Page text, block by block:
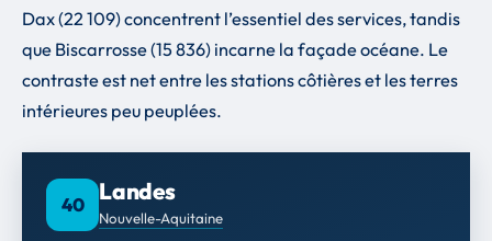
Dax (22 109) concentrent l’essentiel des services, tandis
que Biscarrosse (15 836) incarne la façade océane. Le
contraste est net entre les stations côtières et les terres
intérieures peu peuplées.
40 Landes
Nouvelle-Aquitaine